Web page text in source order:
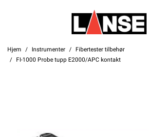
Hjem Instrumenter
Fibertester tilbehør
FI-1000 Probe tupp E2000/APC kontakt